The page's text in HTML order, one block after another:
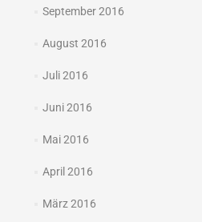
September 2016
August 2016
Juli 2016
Juni 2016
Mai 2016
April 2016
März 2016